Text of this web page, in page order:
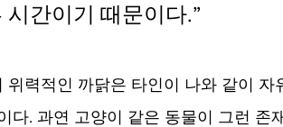
간이기 때문이다.”
력적인 까닭은 타인이 나와 같이 자
다. 과연 고양이 같은 동물이 그런 존